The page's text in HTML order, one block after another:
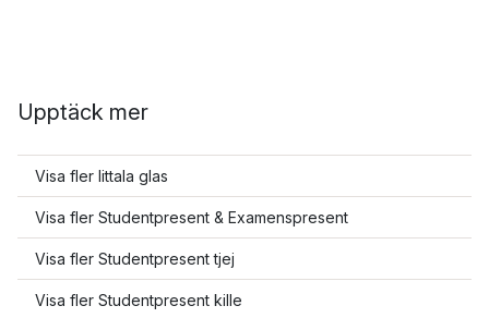
Upptäck mer
Visa fler Iittala glas
Visa fler Studentpresent & Examenspresent
Visa fler Studentpresent tjej
Visa fler Studentpresent kille